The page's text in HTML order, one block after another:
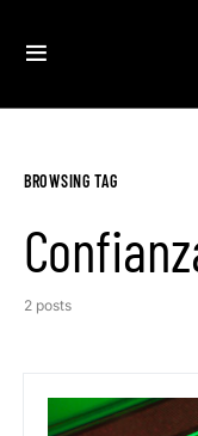
BROWSING TAG
2 posts